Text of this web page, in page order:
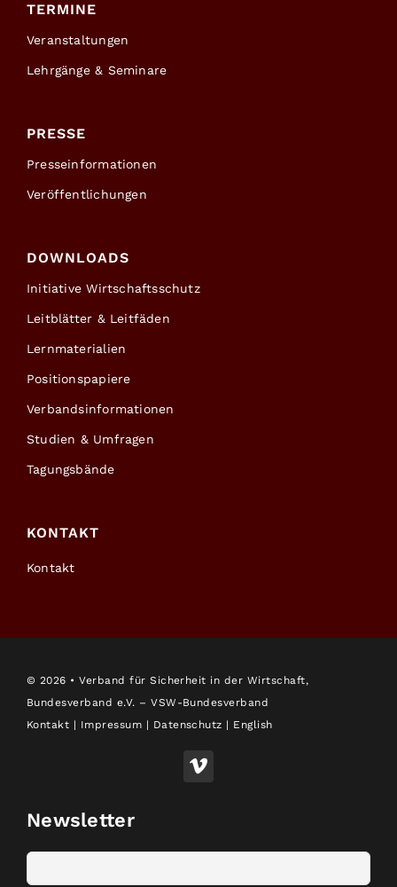
TERMINE
Veranstaltungen
Lehrgänge & Seminare
PRESSE
Presseinformationen
Veröffentlichungen
DOWNLOADS
Initiative Wirtschaftsschutz
Leitblätter & Leitfäden
Lernmaterialien
Positionspapiere
Verbandsinformationen
Studien & Umfragen
Tagungsbände
KONTAKT
Kontakt
© 2026 • Verband für Sicherheit in der Wirtschaft,
Bundesverband e.V. – VSW-Bundesverband
Kontakt | Impressum | Datenschutz | English
Newsletter